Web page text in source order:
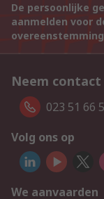
De persoonlijke
aanmelden voor
Neem contact
023 51 66
Volg ons op
We aanvaarden